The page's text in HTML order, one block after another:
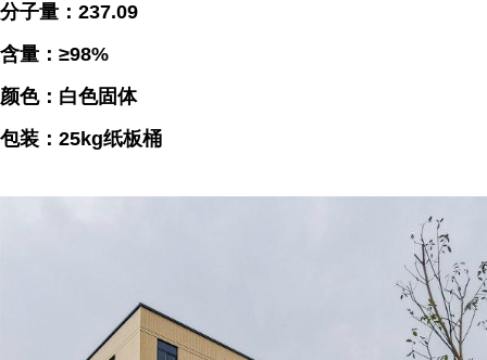
分子量：237.09
含量：≥98%
颜色：白色固体
包装：25kg纸板桶